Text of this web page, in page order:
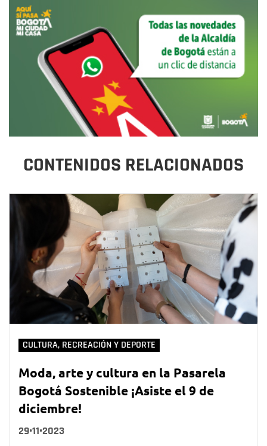
CONTENIDOS RELACIONADOS
CULTURA, RECREACIÓN Y DEPORTE
Moda, arte y cultura en la Pasarela
Bogotá Sostenible ¡Asiste el 9 de
diciembre!
29•11•2023